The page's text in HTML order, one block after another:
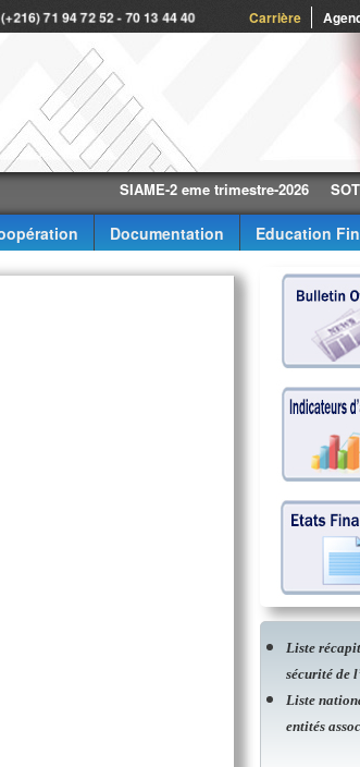
Carrière
71 94 72 52 - 70 13 44 40
SIAME-2 eme trimestre-2026
Documentation
Education
Liste
sécurité de
Liste
entités